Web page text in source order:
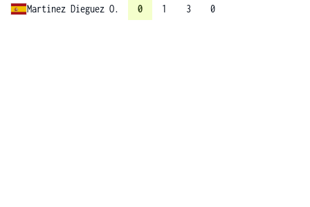
Martinez Dieguez O.
0
1
3
0